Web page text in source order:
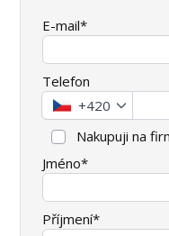
E-mail*
Telefon
+420
Nakupuji na
Jméno*
Příjmení*